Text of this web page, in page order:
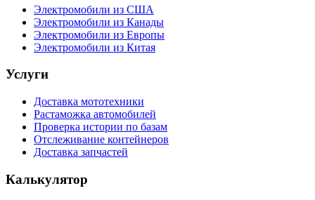
Электромобили из США
Электромобили из Канады
Электромобили из Европы
Электромобили из Китая
Услуги
Доставка мототехники
Растаможка автомобилей
Проверка истории по базам
Отслеживание контейнеров
Доставка запчастей
Калькулятор